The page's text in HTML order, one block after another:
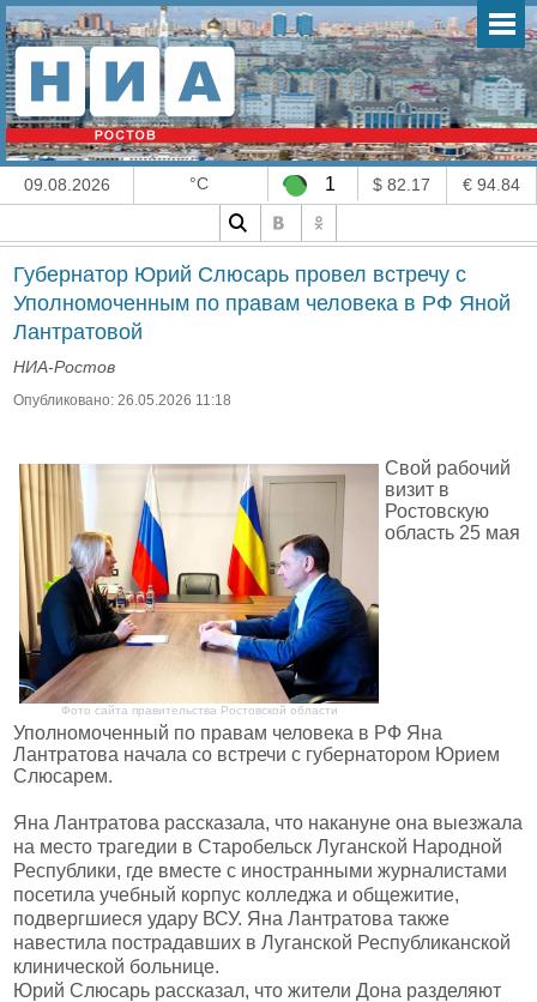
09.08.2026 °C 1 $ 82.17 € 94.84
Губернатор Юрий Слюсарь провел встречу с
Уполномоченным по правам человека в РФ Яной
Лантратовой
НИА-Ростов
Опубликовано: 26.05.2026 11:18
Фото сайта правительства Ростовской области
Свой рабочий
визит в
Ростовскую
область 25 мая
Уполномоченный по правам человека в РФ Яна
Лантратова начала со встречи с губернатором Юрием
Слюсарем.
Яна Лантратова рассказала, что накануне она выезжала
на место трагедии в Старобельск Луганской Народной
Республики, где вместе с иностранными журналистами
посетила учебный корпус колледжа и общежитие,
подвергшиеся удару ВСУ. Яна Лантратова также
навестила пострадавших в Луганской Республиканской
клинической больнице.
Юрий Слюсарь рассказал, что жители Дона разделяют